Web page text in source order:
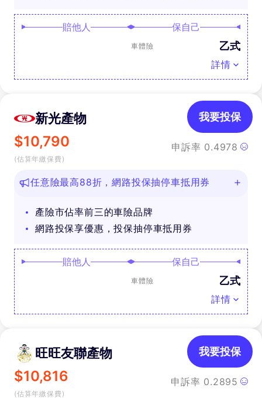
賠他人 保自己
車體險 乙式
詳情
新光產物
$10,790
(估算年繳保費)
申訴率 0.4978
我要投保
任意險最高88折，網路投保抽停車抵用券
產險市佔率前三的車險品牌
網路投保享優惠，投保抽停車抵用券
賠他人 保自己
車體險 乙式
詳情
旺旺友聯產物
$10,816
(估算年繳保費)
申訴率 0.2895
我要投保